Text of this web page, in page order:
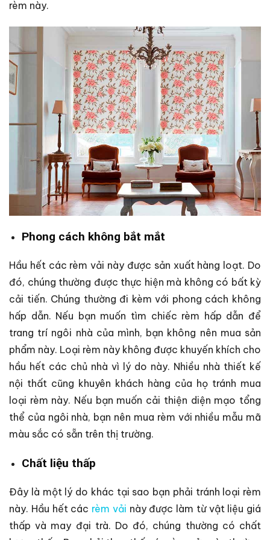
rèm này.
Phong cách không bắt mắt
Hầu hết các rèm vải này được sản xuất hàng loạt. Do
đó, chúng thường được thực hiện mà không có bất kỳ
cải tiến. Chúng thường đi kèm với phong cách không
hấp dẫn. Nếu bạn muốn tìm chiếc rèm hấp dẫn để
trang trí ngôi nhà của mình, bạn không nên mua sản
phẩm này. Loại rèm này không được khuyến khích cho
hầu hết các chủ nhà vì lý do này. Nhiều nhà thiết kế
nội thất cũng khuyên khách hàng của họ tránh mua
loại rèm này. Nếu bạn muốn cải thiện diện mạo tổng
thể của ngôi nhà, bạn nên mua rèm với nhiều mẫu mã
màu sắc có sẵn trên thị trường.
Chất liệu thấp
Đây là một lý do khác tại sao bạn phải tránh loại rèm
này. Hầu hết các rèm vải này được làm từ vật liệu giá
thấp và may đại trà. Do đó, chúng thường có chất